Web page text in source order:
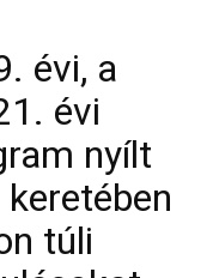
évi, a
évi
nyílt
túli